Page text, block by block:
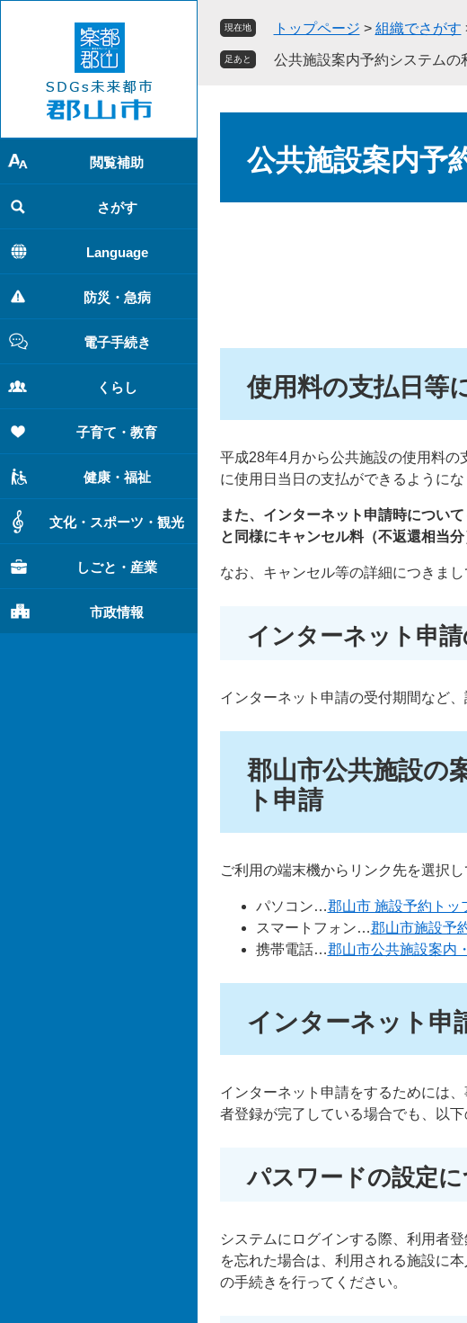
で
す
。
ば
し
て
本
文
へ
閲覧補助
さがす
Language
防災・急病
電子手続き
くらし
子育て・教育
健康・福祉
文化・スポーツ・観光
しごと・産業
市政情報
現在地 トップページ > 組織でさがす
足あと 公共施設案内予約システムの
公共施設案内予
使用料の支払日等
平成28年4月から公共施設の使用料
に使用日当日の支払ができるようにな
また、インターネット申請時につい
と同様にキャンセル料（不返還相当
なお、キャンセル等の詳細につきま
インターネット申
インターネット申請の受付期間など
郡山市公共施設の
ト申請
ご利用の端末機からリンク先を選択し
パソコン…郡山市 施設予約トッ
スマートフォン…郡山市施設予
携帯電話…郡山市公共施設案内
インターネット申
インターネット申請をするためには
者登録が完了している場合でも、以
パスワードの設定
システムにログインする際、利用者
を忘れた場合は、利用される施設に
の手続きを行ってください。